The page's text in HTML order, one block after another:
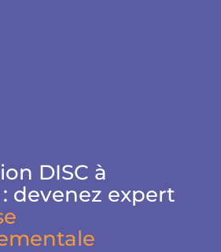
DISC à
devenez expert